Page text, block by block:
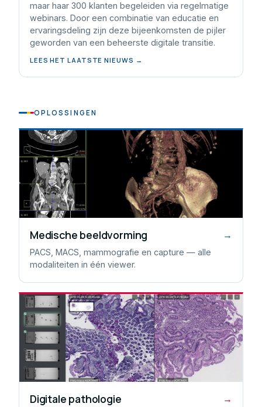
maar haar 300 klanten begeleiden via regelmatige
webinars. Door een combinatie van educatie en
ervaringsdeling zijn deze bijeenkomsten de pijler
geworden van een beheerste digitale transitie.
LEES HET LAATSTE NIEUWS →
OPLOSSINGEN
Medische beeldvorming →
PACS, MACS, mammografie en capture — alle
modaliteiten in één viewer.
Digitale pathologie →